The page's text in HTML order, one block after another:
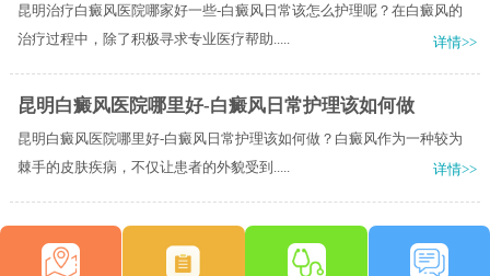
昆明治疗白癜风医院哪家好一些-白癜风日常该怎么护理呢？在白癜风的
治疗过程中，除了积极寻求专业医疗帮助.....
详情>>
昆明白癜风医院哪里好-白癜风日常护理该如何做
昆明白癜风医院哪里好-白癜风日常护理该如何做？白癜风作为一种较为
棘手的皮肤疾病，不仅让患者的外貌受到.....
详情>>